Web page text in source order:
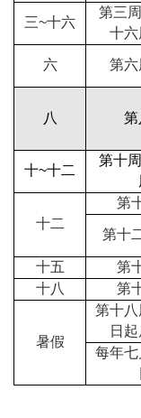
三~十六
第三
十六
六 第六
八 第
十~十二
第十
十二
第
第十
十五
第
十八
第
暑假
第十八
日
每年